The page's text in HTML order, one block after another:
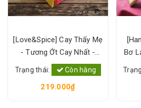
[Love&Spice] Cay Thấy Mẹ
- Tương Ớt Cay Nhất -
100% Ớt Tưới Lên men-
Level 6 [Xanh Suốt]
Trạng thái: Còn hàng
219.000₫
Bơ